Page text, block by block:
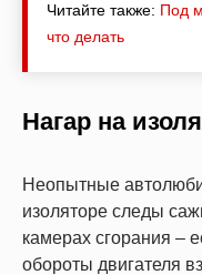
Читайте также: Под
что делать
Нагар на
Неопытные
изоляторе следы
камерах сгорания –
обороты двигателя